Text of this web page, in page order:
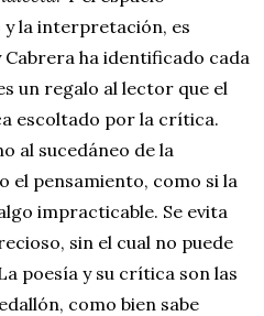
la interpretación, es
Cabrera ha identificado cada
un regalo al lector que el
escoltado por la crítica.
al sucedáneo de la
el pensamiento, como si la
impracticable. Se evita
sin el cual no puede
poesía y su crítica son las
como bien sabe